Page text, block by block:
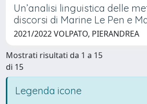
Un’analisi linguistica delle
discorsi di Marine Le Pen e
2021/2022 VOLPATO, PIERANDREA
Mostrati risultati da 1 a 15
di 15
Legenda icone